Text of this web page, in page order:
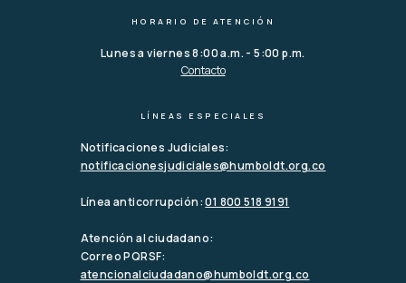
HORARIO DE ATENCIÓN
Lunes a viernes 8:00 a.m. - 5:00 p.m.
Contacto
LÍNEAS ESPECIALES
Notificaciones Judiciales:
notificacionesjudiciales@humboldt.org.co
Línea anticorrupción:01 800 518 9191
Atención al ciudadano:
Correo PQRSF:
atencionalciudadano@humboldt.org.co